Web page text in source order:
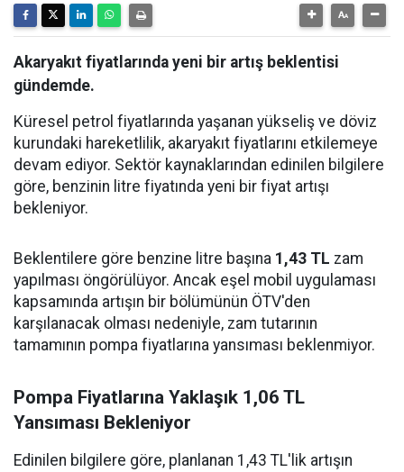
Akaryakıt fiyatlarında yeni bir artış beklentisi
gündemde.
Küresel petrol fiyatlarında yaşanan yükseliş ve döviz
kurundaki hareketlilik, akaryakıt fiyatlarını etkilemeye
devam ediyor. Sektör kaynaklarından edinilen bilgilere
göre, benzinin litre fiyatında yeni bir fiyat artışı
bekleniyor.
Beklentilere göre benzine litre başına 1,43 TL zam
yapılması öngörülüyor. Ancak eşel mobil uygulaması
kapsamında artışın bir bölümünün ÖTV'den
karşılanacak olması nedeniyle, zam tutarının
tamamının pompa fiyatlarına yansıması beklenmiyor.
Pompa Fiyatlarına Yaklaşık 1,06 TL
Yansıması Bekleniyor
Edinilen bilgilere göre, planlanan 1,43 TL'lik artışın